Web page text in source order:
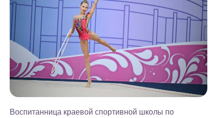
Воспитанница краевой спортивной школы по